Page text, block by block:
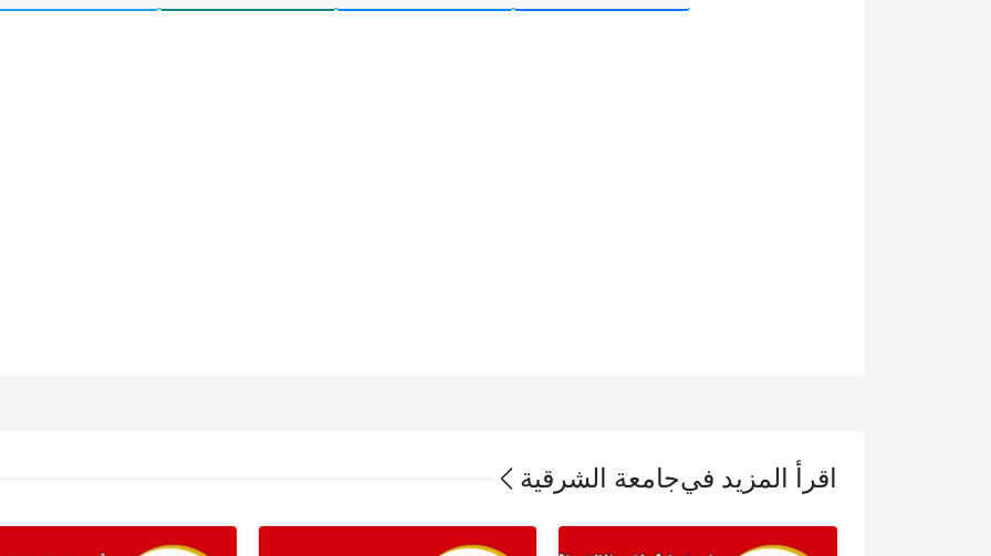
اقرأ المزيد فيجامعة الشرقية